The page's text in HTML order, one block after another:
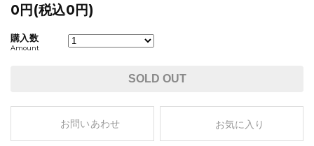
0円(税込0円)
購入数
Amount
SOLD OUT
お問いあわせ お気に入り